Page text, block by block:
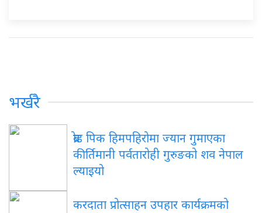
भर्खरै
ब्रोड पिक हिमपहिरोमा ज्यान गुमाएका
कीर्तिमानी पर्वतारोही गुरुङको शव नेपाल
ल्याइयो
करदाता प्रोत्साहन उपहार कार्यक्रमको